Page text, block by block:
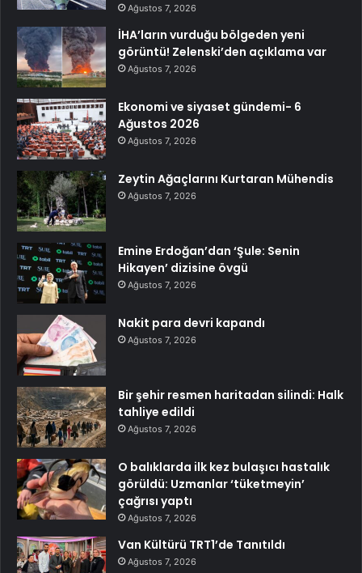
Ağustos 7, 2026
İHA’ların vurduğu bölgeden yeni
görüntü! Zelenski’den açıklama var
Ağustos 7, 2026
Ekonomi ve siyaset gündemi- 6
Ağustos 2026
Ağustos 7, 2026
Zeytin Ağaçlarını Kurtaran Mühendis
Ağustos 7, 2026
Emine Erdoğan’dan ‘Şule: Senin
Hikayen’ dizisine övgü
Ağustos 7, 2026
Nakit para devri kapandı
Ağustos 7, 2026
Bir şehir resmen haritadan silindi: Halk
tahliye edildi
Ağustos 7, 2026
O balıklarda ilk kez bulaşıcı hastalık
görüldü: Uzmanlar ‘tüketmeyin’
çağrısı yaptı
Ağustos 7, 2026
Van Kültürü TRT1’de Tanıtıldı
Ağustos 7, 2026